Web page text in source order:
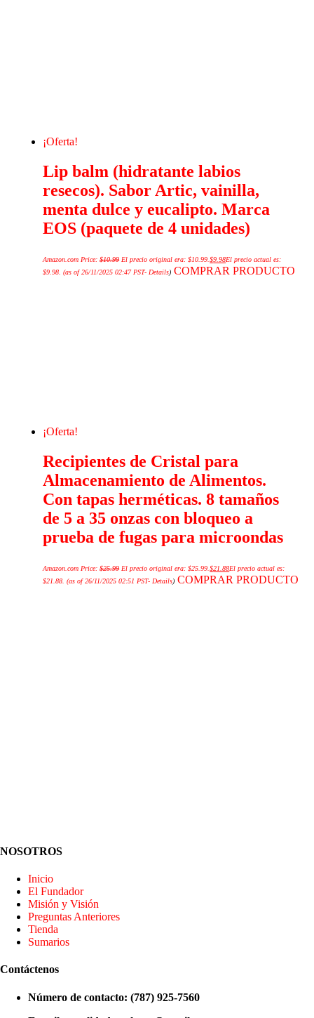
¡Oferta!
Lip balm (hidratante labios
resecos). Sabor Artic, vainilla,
menta dulce y eucalipto. Marca
EOS (paquete de 4 unidades)
Amazon.com Price:$10.99 El precio original era: $10.99.$9.98El precio actual es:
$9.98. (as of 26/11/2025 02:47 PST- Details) COMPRAR PRODUCTO
¡Oferta!
Recipientes de Cristal para
Almacenamiento de Alimentos.
Con tapas herméticas. 8 tamaños
de 5 a 35 onzas con bloqueo a
prueba de fugas para microondas
Amazon.com Price:$25.99 El precio original era: $25.99.$21.88El precio actual es:
$21.88. (as of 26/11/2025 02:51 PST- Details) COMPRAR PRODUCTO
NOSOTROS
Inicio
El Fundador
Misión y Visión
Preguntas Anteriores
Tienda
Sumarios
Contáctenos
Número de contacto: (787) 925-7560